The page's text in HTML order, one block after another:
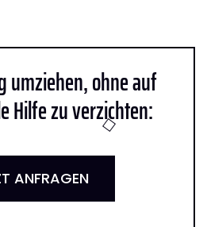
umziehen, ohne auf
Hilfe zu verzichten:
ANFRAGEN